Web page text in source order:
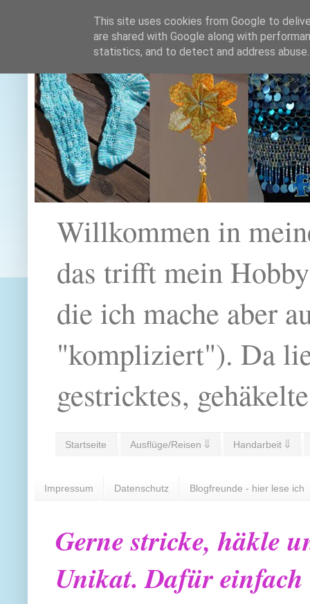
Willkommen in
das trifft mein
die ich mache aber
"kompliziert"). Da
gestricktes,
Startseite Ausflüge/Reisen ⇓ Handarbeit ⇓
Impressum Datenschutz Blogfreunde - hier lese ich
Gerne stricke, häkle
Unikat. Dafür
This site uses cookies from Google to
are shared with Google along with
statistics, and to detect and address abuse.